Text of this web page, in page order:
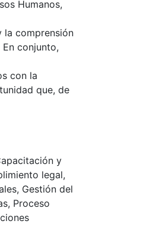
Humanos,
la comprensión
conjunto,
con la
que, de
y
legal,
, Gestión del
, Proceso